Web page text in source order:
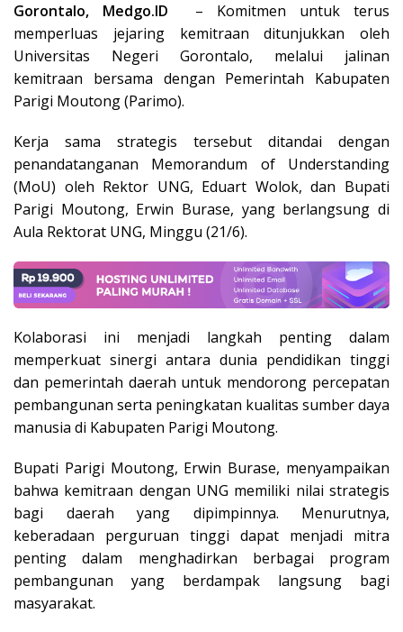
Gorontalo, Medgo.ID – Komitmen untuk terus
memperluas jejaring kemitraan ditunjukkan oleh
Universitas Negeri Gorontalo, melalui jalinan
kemitraan bersama dengan Pemerintah Kabupaten
Parigi Moutong (Parimo).
Kerja sama strategis tersebut ditandai dengan
penandatanganan Memorandum of Understanding
(MoU) oleh Rektor UNG, Eduart Wolok, dan Bupati
Parigi Moutong, Erwin Burase, yang berlangsung di
Aula Rektorat UNG, Minggu (21/6).
Kolaborasi ini menjadi langkah penting dalam
memperkuat sinergi antara dunia pendidikan tinggi
dan pemerintah daerah untuk mendorong percepatan
pembangunan serta peningkatan kualitas sumber daya
manusia di Kabupaten Parigi Moutong.
Bupati Parigi Moutong, Erwin Burase, menyampaikan
bahwa kemitraan dengan UNG memiliki nilai strategis
bagi daerah yang dipimpinnya. Menurutnya,
keberadaan perguruan tinggi dapat menjadi mitra
penting dalam menghadirkan berbagai program
pembangunan yang berdampak langsung bagi
masyarakat.